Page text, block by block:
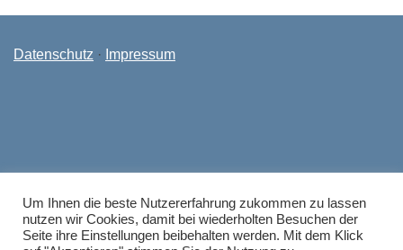
Datenschutz · Impressum
KERH Ahrweiler ©2026
Um Ihnen die beste Nutzererfahrung zukommen zu lassen
nutzen wir Cookies, damit bei wiederholten Besuchen der
Seite ihre Einstellungen beibehalten werden. Mit dem Klick